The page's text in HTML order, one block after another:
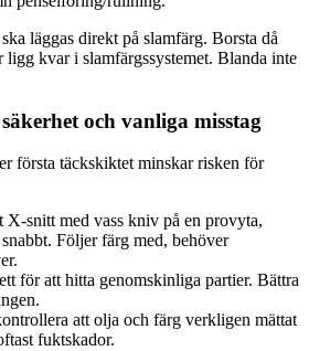
läggas direkt på slamfärg. Borsta då
kvar i slamfärgssystemet. Blanda inte
och vanliga misstag
första täckskiktet minskar risken för
snitt med vass kniv på en provyta,
Följer färg med, behöver
för att hitta genomskinliga partier. Bättra
att olja och färg verkligen mättat
fuktskador.